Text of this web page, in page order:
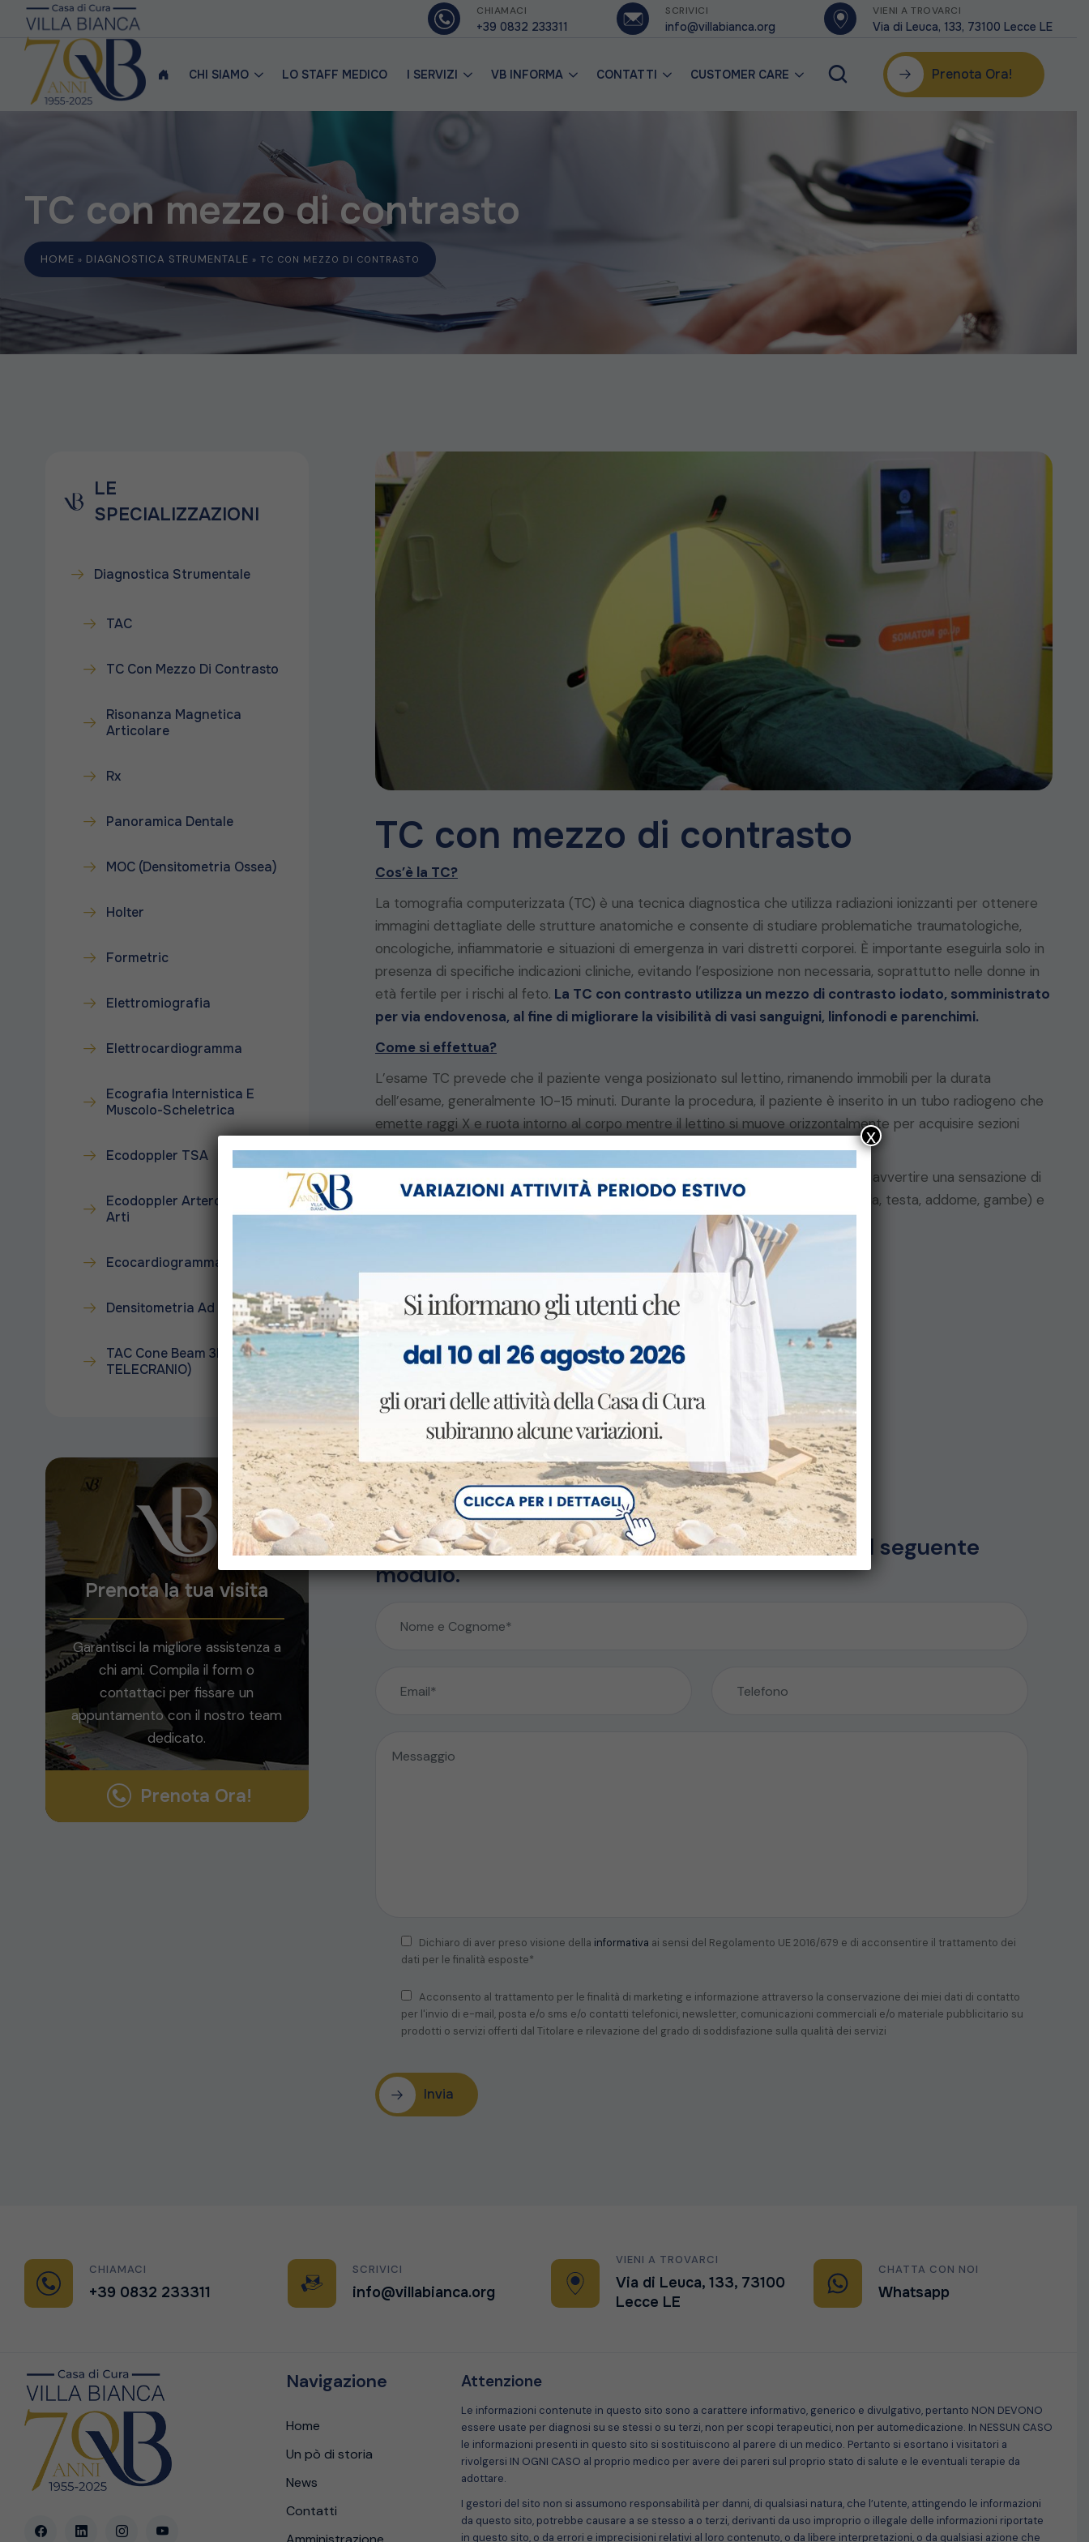
CHIAMACI
+39 0832 233311
SCRIVICI
info@villabianca.org
VIENI A TROVARCI
Via di Leuca, 133, 73100 Lecce LE
CHI SIAMO LO STAFF MEDICO I SERVIZI VB INFORMA CONTATTI CUSTOMER CARE Prenota Ora!
TC con mezzo di contrasto
HOME » DIAGNOSTICA STRUMENTALE » TC CON MEZZO DI CONTRASTO
TC con mezzo di contrasto
Cos’è la TC?
La tomografia computerizzata (TC) è una tecnica diagnostica che utilizza radiazioni ionizzanti per ottenere
immagini dettagliate delle strutture anatomiche e consente di studiare problematiche traumatologiche,
oncologiche, infiammatorie e situazioni di emergenza in vari distretti corporei. È importante eseguirla solo in
presenza di specifiche indicazioni cliniche, evitando l’esposizione non necessaria, soprattutto nelle donne in
età fertile per i rischi al feto. La TC con contrasto utilizza un mezzo di contrasto iodato, somministrato
per via endovenosa, al fine di migliorare la visibilità di vasi sanguigni, linfonodi e parenchimi.
Come si effettua?
L’esame TC prevede che il paziente venga posizionato sul lettino, rimanendo immobili per la durata
dell’esame, generalmente 10-15 minuti. Durante la procedura, il paziente è inserito in un tubo radiogeno che
emette raggi X e ruota intorno al corpo mentre il lettino si muove orizzontalmente per acquisire sezioni
multiple..
L’iniezione è generalmente indolore e priva di sintomi rilevanti. In rari casi, si può avvertire una sensazione di
calore, talvolta intensa, che si diffonde dal braccio a diverse parti del corpo (gola, testa, addome, gambe) e
https://www.villabianca.org/customer-care/consensi-informati/
per scaricare la seguente documentazione
Informativa e modulo di consenso TC
Dichiarazione anamnestica alle procedure con MDC
Protocollo di premedicazione TC MDC
Hai Bisogno di maggiori informazioni? Compila il seguente
modulo.
Dichiaro di aver preso visione della informativa ai sensi del Regolamento UE 2016/679 e di acconsentire il trattamento dei
dati per le finalità esposte*
Acconsento al trattamento per le finalità di marketing e informazione attraverso la conservazione dei miei dati di contatto
per l'invio di e-mail, posta e/o sms e/o contatti telefonici, newsletter, comunicazioni commerciali e/o materiale pubblicitario su
prodotti o servizi offerti dal Titolare e rilevazione del grado di soddisfazione sulla qualità dei servizi
Invia
LE
SPECIALIZZAZIONI
Diagnostica Strumentale
TAC
TC Con Mezzo Di Contrasto
Risonanza Magnetica
Articolare
Rx
Panoramica Dentale
MOC (Densitometria Ossea)
Holter
Formetric
Elettromiografia
Elettrocardiogramma
Ecografia Internistica E
Muscolo-Scheletrica
Ecodoppler TSA
Ecodoppler Artero-Venoso
Arti
Ecocardiogramma
Densitometria Ad Ultrasuoni
TAC Cone Beam 3D (OPT,
TELECRANIO)
Prenota la tua visita
Garantisci la migliore assistenza a
chi ami. Compila il form o
contattaci per fissare un
appuntamento con il nostro team
dedicato.
Prenota Ora!
CHIAMACI
+39 0832 233311
SCRIVICI
info@villabianca.org
VIENI A TROVARCI
Via di Leuca, 133, 73100
Lecce LE
CHATTA CON NOI
Whatsapp
Navigazione
Home
Un pò di storia
News
Contatti
Attenzione
Le informazioni contenute in questo sito sono a carattere informativo, generico e divulgativo, pertanto NON DEVONO
essere usate per diagnosi su se stessi o su terzi, non per scopi terapeutici, non per automedicazione. In NESSUN CASO
le informazioni presenti in questo sito si sostituiscono al parere di un medico. Pertanto si esortano i visitatori a
rivolgersi IN OGNI CASO al proprio medico per avere dei pareri sul proprio stato di salute e le eventuali terapie da
adottare.
I gestori del sito non si assumono responsabilità per danni, di qualsiasi natura, che l’utente, attingendo le informazioni
da questo sito, potrebbe causare a se stesso a o terzi, derivanti da uso improprio o illegale delle informazioni riportate
in questo sito, o da errori e imprecisioni relativi al loro contenuto, o da libere interpretazioni, o da qualsiasi azione che
x